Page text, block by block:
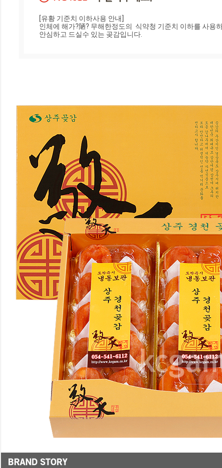
[유황 기준치 이하사용 안내]
인체에 해가?陋? 무해한정도의  식약청 기준치 이하를 사용
안심하고 드실수 있는 곶감입니다.